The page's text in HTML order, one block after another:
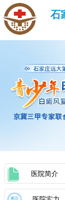
石
医院简介